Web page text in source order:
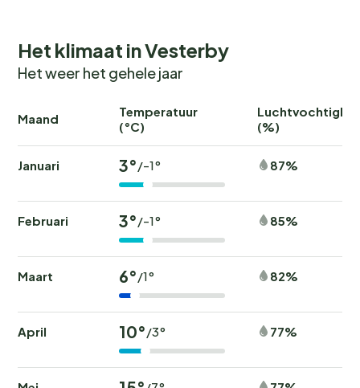
Het klimaat in Vesterby
Het weer het gehele jaar
Maand
Temperatuur
(°C)
(%)
Januari 3°/-1° 87%
Februari 3°/-1° 85%
Maart 6°/1° 82%
April 10°/3° 77%